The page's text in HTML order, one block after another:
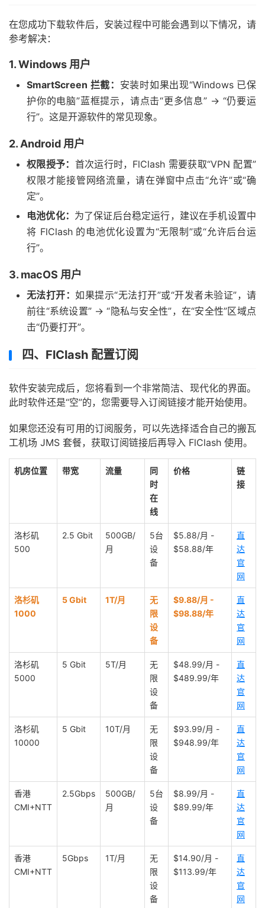
在您成功下载软件后，安装过程中可能会遇到以下情况，请
参考解决：
1. Windows 用户
SmartScreen 拦截： 安装时如果出现“Windows 已保
护你的电脑”蓝框提示，请点击“更多信息” -> “仍要运
行”。这是开源软件的常见现象。
2. Android 用户
权限授予： 首次运行时，FlClash 需要获取“VPN 配置”
权限才能接管网络流量，请在弹窗中点击“允许”或“确
定”。
电池优化： 为了保证后台稳定运行，建议在手机设置中
将 FlClash 的电池优化设置为“无限制”或“允许后台运
行”。
3. macOS 用户
无法打开：如果提示“无法打开”或“开发者未验证”，请
前往“系统设置” -> “隐私与安全性”，在“安全性”区域点
击“仍要打开”。
四、FlClash 配置订阅
软件安装完成后，您将看到一个非常简洁、现代化的界面。
此时软件还是“空”的，您需要导入订阅链接才能开始使用。
如果您还没有可用的订阅服务，可以先选择适合自己的搬瓦
工机场 JMS 套餐，获取订阅链接后再导入 FlClash 使用。
机房位置 带宽 流量
同
时
在
线
价格
链
接
洛杉矶
500
2.5 Gbit
500GB/
月
5台
设
备
$5.88/月 -
$58.88/年
直
达
官
网
洛杉矶
1000
5 Gbit 1T/月
无
限
设
备
$9.88/月 -
$98.88/年
直
达
官
网
洛杉矶
5000
5 Gbit 5T/月
无
限
设
备
$48.99/月 -
$489.99/年
直
达
官
网
洛杉矶
10000
5 Gbit 10T/月
无
限
设
备
$93.99/月 -
$948.99/年
直
达
官
网
香港
CMI+NTT
2.5Gbps
500GB/
月
5台
设
备
$8.99/月 -
$89.99/年
直
达
官
网
香港
CMI+NTT
5Gbps 1T/月
无
限
设
备
$14.90/月 -
$113.99/年
直
达
官
网